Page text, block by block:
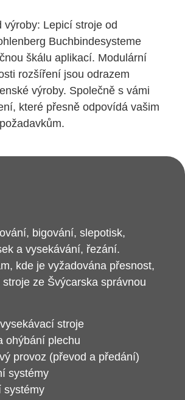
výroby: Lepicí stroje od
Buchbindesysteme
škálu aplikací. Modulární
rozšíření jsou odrazem
výroby. Společně s vámi
které přesně odpovídá vašim
bigování, slepotisk,
a vysekávání, řezání.
kde je vyžadována přesnost,
ze Švýcarska správnou
stroje
ohýbání plechu
provoz (převod a předání)
systémy
systémy